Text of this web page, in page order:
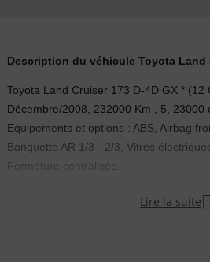
Description du véhicule Toyota Land
Toyota Land Cruiser 173 D-4D GX * (12
Décembre/2008, 232000 Km , 5, 23000
Equipements et options : ABS, Airbag
Banquette AR 1/3 - 2/3, Vitres
Fermeture centralisée.
173
Lire la suite 